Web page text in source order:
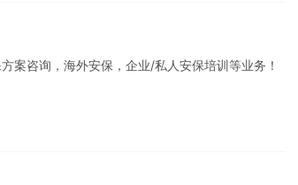
案咨询，海外安保，企业/私人安保培训等业务！